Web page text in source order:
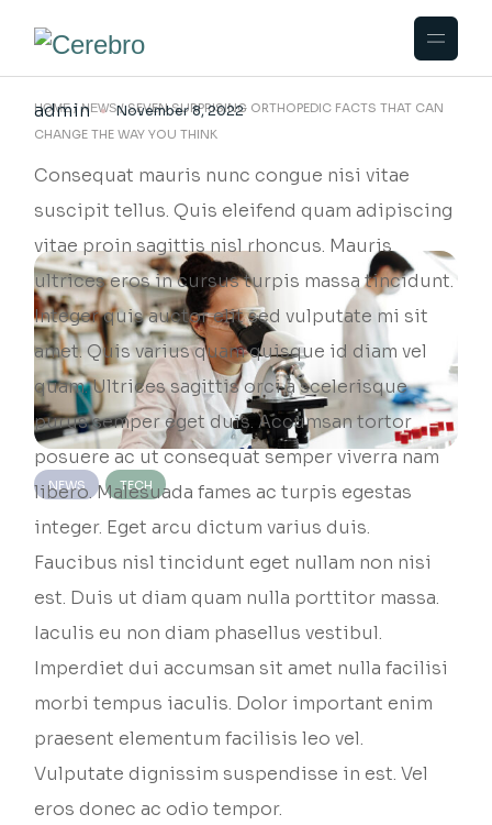
HOME NEWS
SEVEN SURPRISING ORTHOPEDIC FACTS THAT CAN
CHANGE THE WAY YOU THINK
NEWS TECH
admin November 8, 2022
Consequat mauris nunc congue nisi vitae
suscipit tellus. Quis eleifend quam adipiscing
vitae proin sagittis nisl rhoncus. Mauris
ultrices eros in cursus turpis massa tincidunt.
Integer quis auctor elit sed vulputate mi sit
amet. Quis varius quam quisque id diam vel
quam. Ultrices sagittis orci a scelerisque
purus semper eget duis. Accumsan tortor
posuere ac ut consequat semper viverra nam
libero. Malesuada fames ac turpis egestas
integer. Eget arcu dictum varius duis.
Faucibus nisl tincidunt eget nullam non nisi
est. Duis ut diam quam nulla porttitor massa.
Iaculis eu non diam phasellus vestibul.
Imperdiet dui accumsan sit amet nulla facilisi
morbi tempus iaculis. Dolor important enim
praesent elementum facilisis leo vel.
Vulputate dignissim suspendisse in est. Vel
eros donec ac odio tempor.